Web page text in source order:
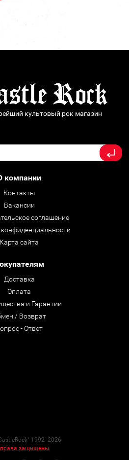
культовый рок магазин
компании
Контакты
Вакансии
соглашение
Карта сайта
Доставка
Оплата
и Гарантии
/ Возврат
- Ответ
1992- 2026
права защищены